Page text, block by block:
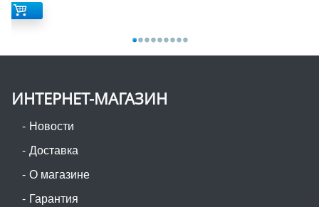
ИНТЕРНЕТ-МАГАЗИН
Новости
Доставка
О магазине
Гарантия